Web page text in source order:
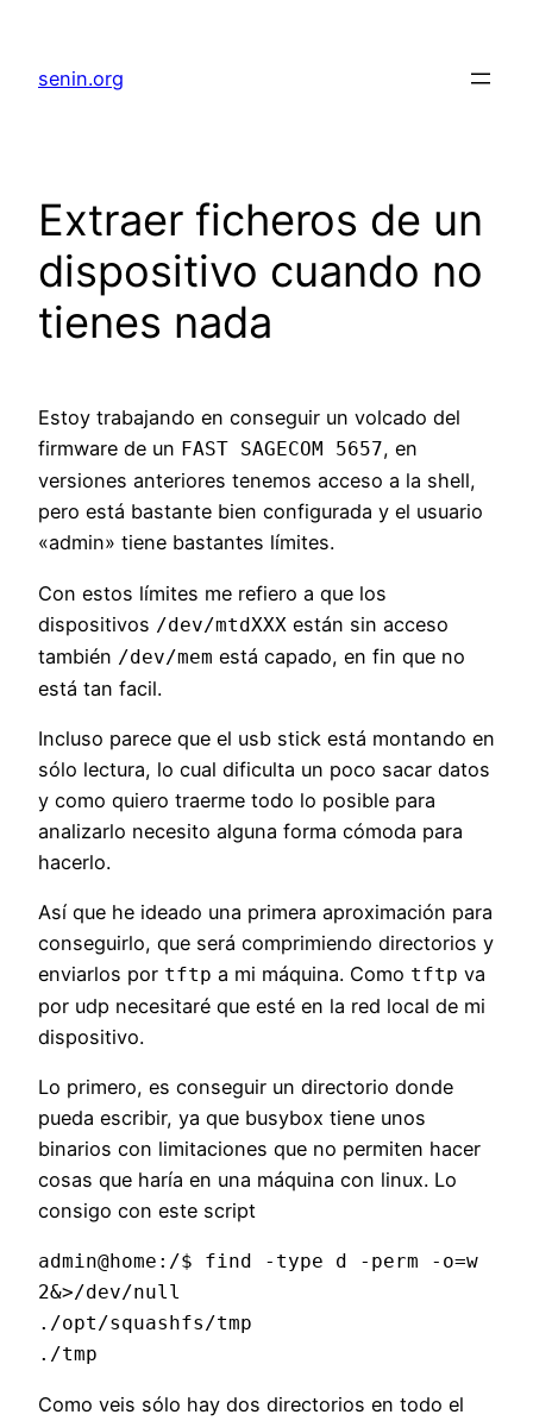
senin.org
Extraer ficheros de un
dispositivo cuando no
tienes nada
Estoy trabajando en conseguir un volcado del
firmware de un FAST SAGECOM 5657, en
versiones anteriores tenemos acceso a la shell,
pero está bastante bien configurada y el usuario
«admin» tiene bastantes límites.
Con estos límites me refiero a que los
dispositivos /dev/mtdXXX están sin acceso
también /dev/mem está capado, en fin que no
está tan facil.
Incluso parece que el usb stick está montando en
sólo lectura, lo cual dificulta un poco sacar datos
y como quiero traerme todo lo posible para
analizarlo necesito alguna forma cómoda para
hacerlo.
Así que he ideado una primera aproximación para
conseguirlo, que será comprimiendo directorios y
enviarlos por tftp a mi máquina. Como tftp va
por udp necesitaré que esté en la red local de mi
dispositivo.
Lo primero, es conseguir un directorio donde
pueda escribir, ya que busybox tiene unos
binarios con limitaciones que no permiten hacer
cosas que haría en una máquina con linux. Lo
consigo con este script
admin@home:/$ find -type d -perm -o=w
2&>/dev/null
./opt/squashfs/tmp
Como veis sólo hay dos directorios en todo el